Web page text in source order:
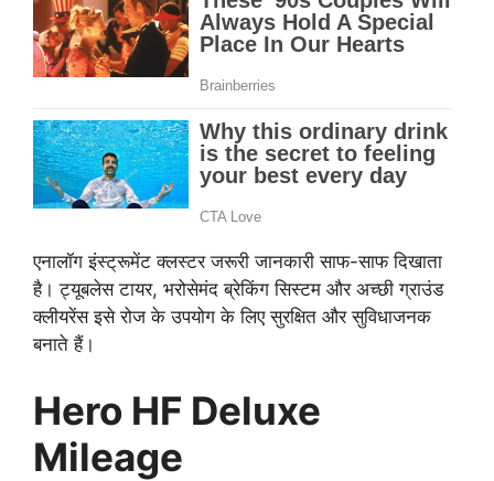
एनालॉग इंस्ट्रूमेंट क्लस्टर जरूरी जानकारी साफ-साफ दिखाता
है। ट्यूबलेस टायर, भरोसेमंद ब्रेकिंग सिस्टम और अच्छी ग्राउंड
क्लीयरेंस इसे रोज के उपयोग के लिए सुरक्षित और सुविधाजनक
बनाते हैं।
Hero HF Deluxe
Mileage